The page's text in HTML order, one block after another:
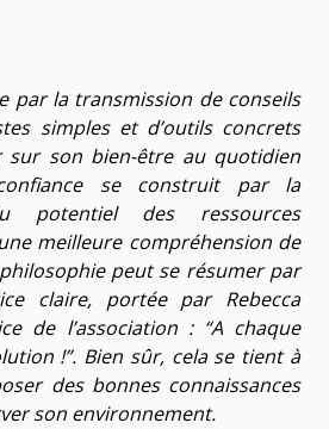
par la transmission de conseils
simples et d’outils concrets
sur son bien-être au quotidien
se construit par la
potentiel des ressources
meilleure compréhension de
peut se résumer par
claire, portée par Rebecca
de l’association : “A chaque
!”. Bien sûr, cela se tient à
des bonnes connaissances
son environnement.